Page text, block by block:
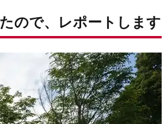
ので、レポートします